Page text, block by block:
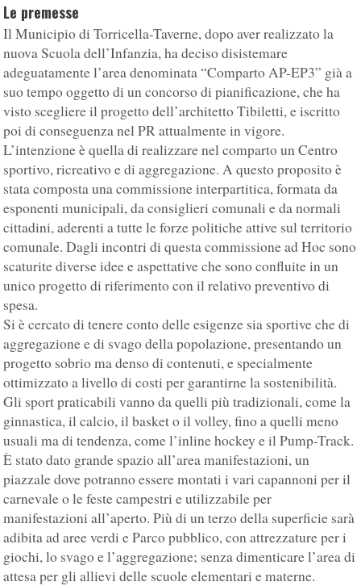
Le premesse
Il Municipio di Torricella-Taverne, dopo aver realizzato la
nuova Scuola dell’Infanzia, ha deciso disistemare
adeguatamente l’area denominata “Comparto AP-EP3” già a
suo tempo oggetto di un concorso di pianificazione, che ha
visto scegliere il progetto dell’architetto Tibiletti, e iscritto
poi di conseguenza nel PR attualmente in vigore.
L’intenzione è quella di realizzare nel comparto un Centro
sportivo, ricreativo e di aggregazione. A questo proposito è
stata composta una commissione interpartitica, formata da
esponenti municipali, da consiglieri comunali e da normali
cittadini, aderenti a tutte le forze politiche attive sul territorio
comunale. Dagli incontri di questa commissione ad Hoc sono
scaturite diverse idee e aspettative che sono confluite in un
unico progetto di riferimento con il relativo preventivo di
spesa.
Si è cercato di tenere conto delle esigenze sia sportive che di
aggregazione e di svago della popolazione, presentando un
progetto sobrio ma denso di contenuti, e specialmente
ottimizzato a livello di costi per garantirne la sostenibilità.
Gli sport praticabili vanno da quelli più tradizionali, come la
ginnastica, il calcio, il basket o il volley, fino a quelli meno
usuali ma di tendenza, come l’inline hockey e il Pump-Track.
È stato dato grande spazio all’area manifestazioni, un
piazzale dove potranno essere montati i vari capannoni per il
carnevale o le feste campestri e utilizzabile per
manifestazioni all’aperto. Più di un terzo della superficie sarà
adibita ad aree verdi e Parco pubblico, con attrezzature per i
giochi, lo svago e l’aggregazione; senza dimenticare l’area di
attesa per gli allievi delle scuole elementari e materne.